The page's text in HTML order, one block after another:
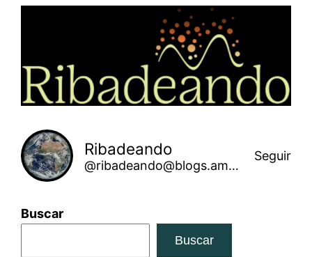
Ribadeando
@ribadeando@blogs.amarinha.gal
Seguir
Buscar
Buscar